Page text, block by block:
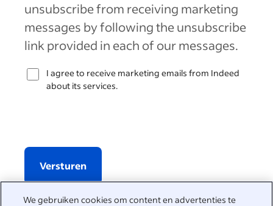
We gebruiken cookies om content en advertenties te
unsubscribe from receiving marketing
messages by following the unsubscribe
link provided in each of our messages.
I agree to receive marketing emails from Indeed
about its services.
Versturen